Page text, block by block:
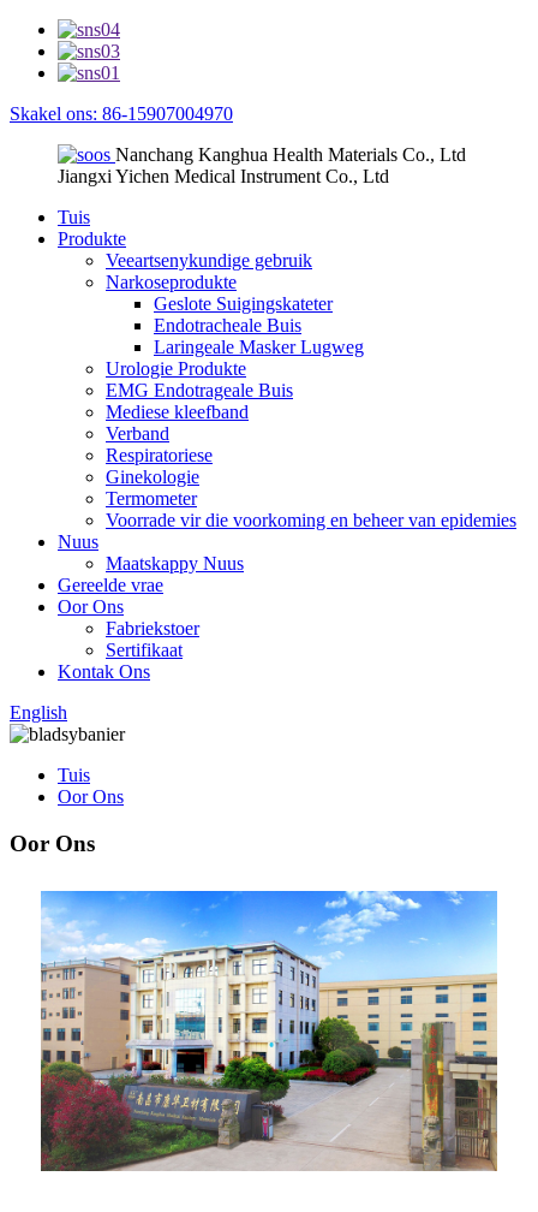
Skakel ons: 86-15907004970
Nanchang Kanghua Health Materials Co., Ltd
Jiangxi Yichen Medical Instrument Co., Ltd
Tuis
Produkte
Veeartsenykundige gebruik
Narkoseprodukte
Geslote Suigingskateter
Endotracheale Buis
Laringeale Masker Lugweg
Urologie Produkte
EMG Endotrageale Buis
Mediese kleefband
Verband
Respiratoriese
Ginekologie
Termometer
Voorrade vir die voorkoming en beheer van epidemies
Nuus
Maatskappy Nuus
Gereelde vrae
Oor Ons
Fabriekstoer
Sertifikaat
Kontak Ons
English
Tuis
Oor Ons
Oor Ons